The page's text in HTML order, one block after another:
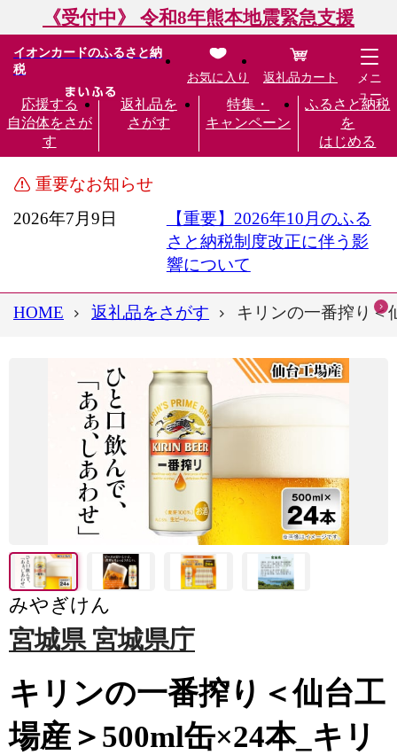
《受付中》 令和8年熊本地震緊急支援
イオンカードのふるさと納
税
応援する
自治体をさが
す
返礼品を
さがす
特集・
キャンペーン
ふるさと納税
を
はじめる
お気に入り 返礼品カート
メニ
ュー
重要なお知らせ
2026年7月9日
【重要】2026年10月のふる
さと納税制度改正に伴う影
響について
HOME 返礼品をさがす キリンの一番搾り＜
みやぎけん
宮城県 宮城県庁
キリンの一番搾り＜仙台工
場産＞500ml缶×24本_キリ